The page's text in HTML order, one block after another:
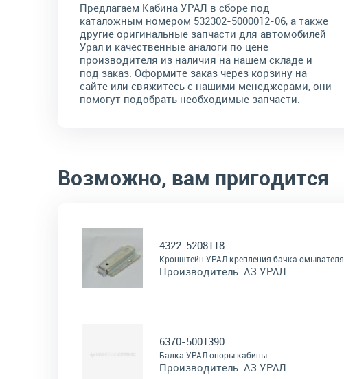
Предлагаем Кабина УРАЛ в сборе под
каталожным номером 532302-5000012-06, а также
другие оригинальные запчасти для автомобилей
Урал и качественные аналоги по цене
производителя из наличия на нашем складе и
под заказ. Оформите заказ через корзину на
сайте или свяжитесь с нашими менеджерами, они
помогут подобрать необходимые запчасти.
Возможно, вам пригодится
4322-5208118
Кронштейн УРАЛ крепления бачка омывателя
Производитель: АЗ УРАЛ
6370-5001390
Балка УРАЛ опоры кабины
Производитель: АЗ УРАЛ